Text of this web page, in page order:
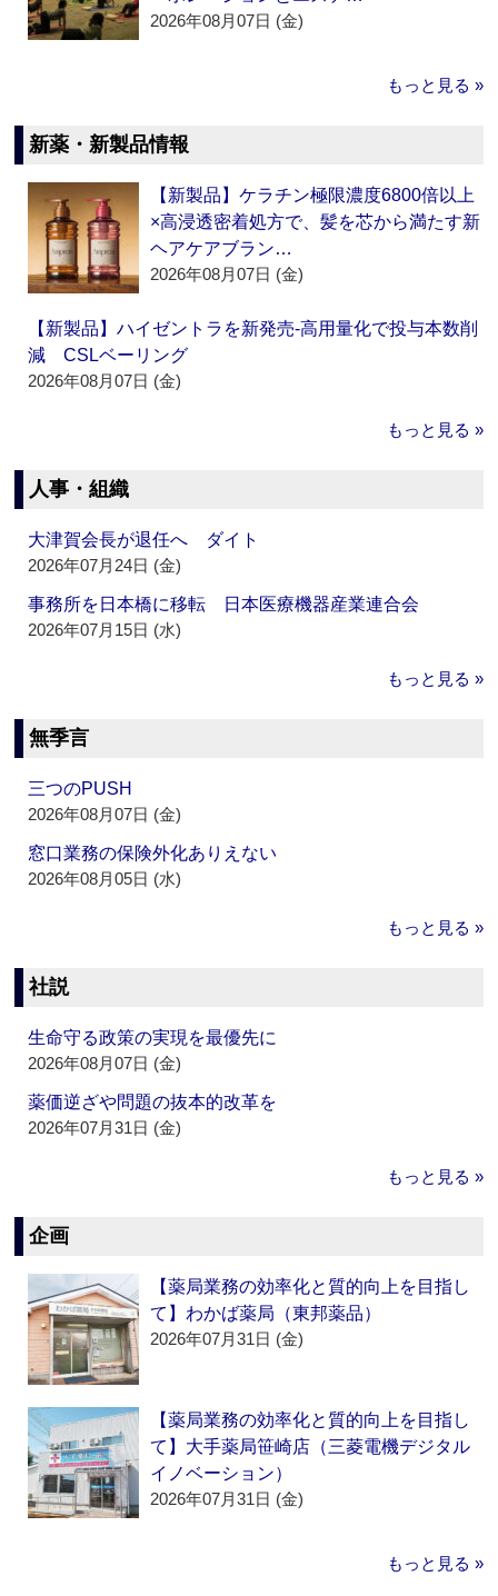
2026年08月07日 (金)
もっと見る »
新薬・新製品情報
【新製品】ケラチン極限濃度6800倍以上
×高浸透密着処方で、髪を芯から満たす新
ヘアケアブラン…
2026年08月07日 (金)
【新製品】ハイゼントラを新発売‐高用量化で投与本数削
減 CSLベーリング
2026年08月07日 (金)
もっと見る »
人事・組織
大津賀会長が退任へ ダイト
2026年07月24日 (金)
事務所を日本橋に移転 日本医療機器産業連合会
2026年07月15日 (水)
もっと見る »
無季言
三つのPUSH
2026年08月07日 (金)
窓口業務の保険外化ありえない
2026年08月05日 (水)
もっと見る »
社説
生命守る政策の実現を最優先に
2026年08月07日 (金)
薬価逆ざや問題の抜本的改革を
2026年07月31日 (金)
もっと見る »
企画
【薬局業務の効率化と質的向上を目指し
て】わかば薬局（東邦薬品）
2026年07月31日 (金)
【薬局業務の効率化と質的向上を目指し
て】大手薬局笹崎店（三菱電機デジタル
イノベーション）
2026年07月31日 (金)
もっと見る »